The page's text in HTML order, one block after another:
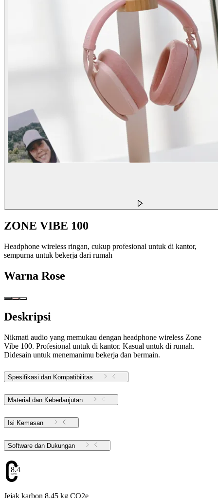
ZONE VIBE 100
Headphone wireless ringan, cukup profesional untuk di kantor,
sempurna untuk bekerja dari rumah
Warna Rose
Deskripsi
Nikmati audio yang memukau dengan headphone wireless Zone
Vibe 100. Profesional untuk di kantor. Kasual untuk di rumah.
Didesain untuk menemanimu bekerja dan bermain.
Spesifikasi dan Kompatibilitas
Material dan Keberlanjutan
Isi Kemasan
Software dan Dukungan
8.45
Jejak karbon 8.45 kg CO2e